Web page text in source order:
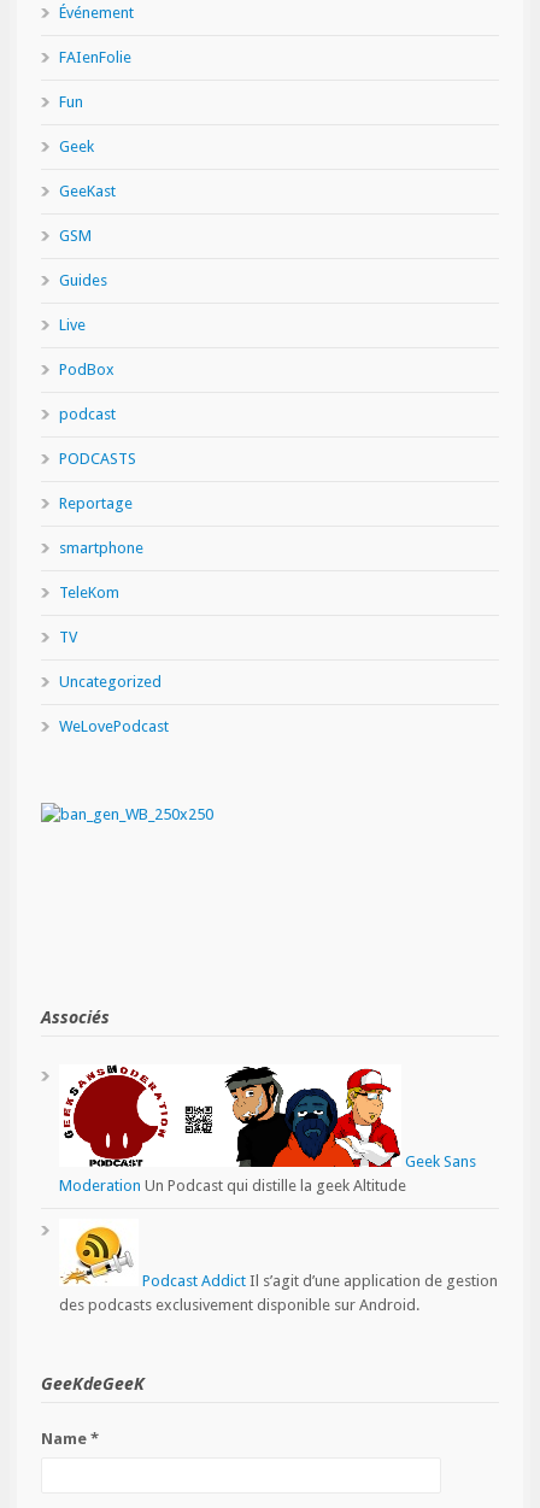
Événement
FAIenFolie
Fun
Geek
GeeKast
GSM
Guides
Live
PodBox
podcast
PODCASTS
Reportage
smartphone
TeleKom
TV
Uncategorized
WeLovePodcast
Associés
Geek Sans
Moderation Un Podcast qui distille la geek Altitude
Podcast Addict Il s’agit d’une application de gestion
des podcasts exclusivement disponible sur Android.
GeeKdeGeeK
Name *